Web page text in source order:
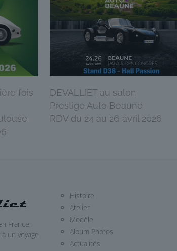
fois
DEVALLIET au salon
Prestige Auto Beaune
RDV du 24 au 26 avril 2026
France,
un voyage
Histoire
Atelier
Modèle
Album Photos
Actualités